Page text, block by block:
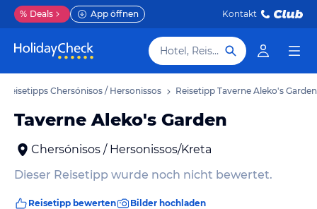
% Deals App öffnen Kontakt
Hotel, Reiseziel
Reisetipps Chersónisos / Hersonissos Reisetipp Taverne Aleko's Garden
Taverne Aleko's Garden
Chersónisos / Hersonissos/Kreta
Dieser Reisetipp wurde noch nicht bewertet.
Reisetipp bewerten Bilder hochladen